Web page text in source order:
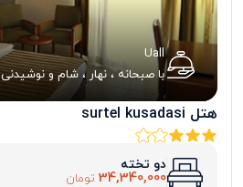
Uall
با صبحانه ، نهار ، شام و نوشیدنی
هتل surtel kusadasi
دو تخته
34,340,000 تومان